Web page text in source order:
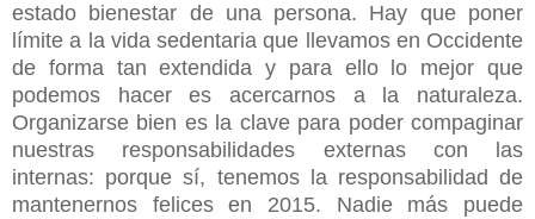
estado bienestar de una persona. Hay que poner
límite a la vida sedentaria que llevamos en Occidente
de forma tan extendida y para ello lo mejor que
podemos hacer es acercarnos a la naturaleza.
Organizarse bien es la clave para poder compaginar
nuestras responsabilidades externas con las
internas: porque sí, tenemos la responsabilidad de
mantenernos felices en 2015. Nadie más puede